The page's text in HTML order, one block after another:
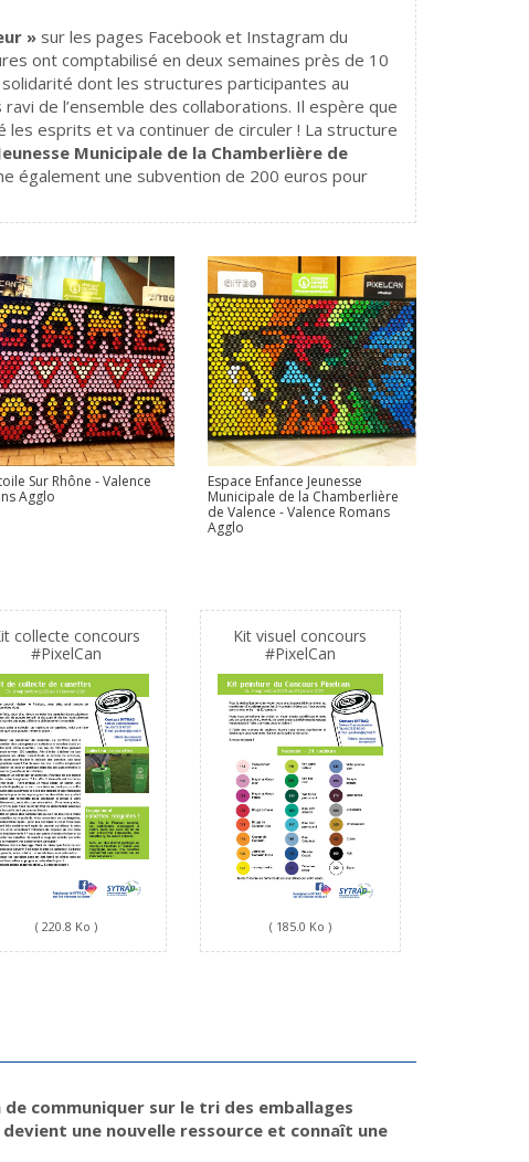
»sur les pages Facebook et Instagram du
ont comptabilisé en deux semaines près de 10
dont les structures participantes au
de l’ensemble des collaborations. Il espère que
esprits et va continuer de circuler ! La structure
Municipale de la Chamberlière de
également une subvention de 200 euros pour
Sur Rhône - Valence
Agglo
Espace Enfance Jeunesse
Municipale de la Chamberlière
de Valence - Valence Romans
Agglo
collecte concours
#PixelCan
( 220.8 Ko )
Kit visuel concours
#PixelCan
( 185.0 Ko )
communiquer sur le tri des emballages
une nouvelle ressource et connaît une